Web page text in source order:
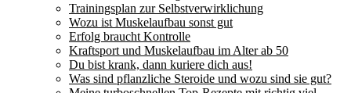
Trainingsplan zur Selbstverwirklichung
Wozu ist Muskelaufbau sonst gut
Erfolg braucht Kontrolle
Kraftsport und Muskelaufbau im Alter ab 50
Du bist krank, dann kuriere dich aus!
Was sind pflanzliche Steroide und wozu sind sie gut?